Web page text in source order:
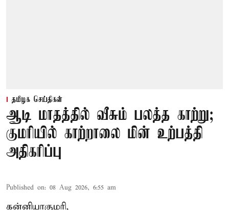
தமிழக செய்திகள்
ஆடி மாதத்தில் வீசும் பலத்த காற்று;
குமரியில் காற்றாலை மின் உற்பத்தி
அதிகரிப்பு
Published on: 08 Aug 2026, 6:55 am
கன்னியாகுமரி,